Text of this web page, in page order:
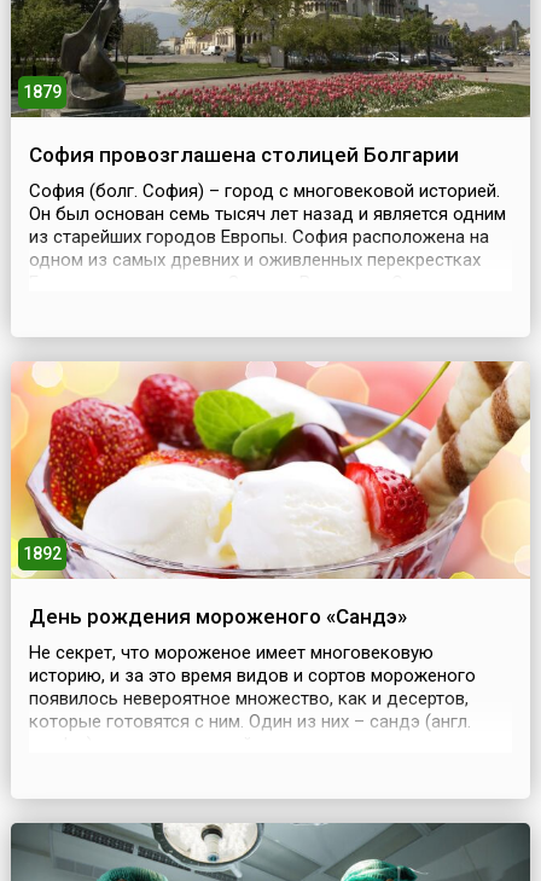
1879
София провозглашена столицей Болгарии
София (болг. София) – город с многовековой историей.
Он был основан семь тысяч лет назад и является одним
из старейших городов Европы. София расположена на
одном из самых древних и оживленных перекрестках
1892
День рождения мороженого «Сандэ»
Не секрет, что мороженое имеет многовековую
историю, и за это время видов и сортов мороженого
появилось невероятное множество, как и десертов,
которые готовятся с ним. Один из них – сандэ (англ.
десерт ...